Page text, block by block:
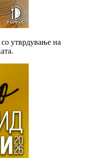
утврдување на